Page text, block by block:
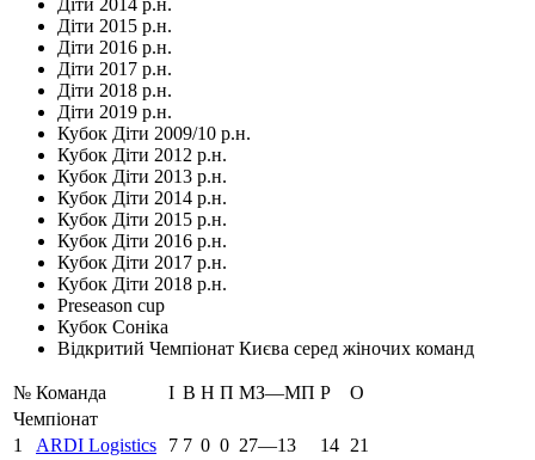
Діти 2014 р.н.
Діти 2015 р.н.
Діти 2016 р.н.
Діти 2017 р.н.
Діти 2018 р.н.
Діти 2019 р.н.
Кубок Діти 2009/10 р.н.
Кубок Діти 2012 р.н.
Кубок Діти 2013 р.н.
Кубок Діти 2014 р.н.
Кубок Діти 2015 р.н.
Кубок Діти 2016 р.н.
Кубок Діти 2017 р.н.
Кубок Діти 2018 р.н.
Preseason cup
Кубок Соніка
Відкритий Чемпіонат Києва серед жіночих команд
№ Команда І В Н П МЗ—МП Р
О
Чемпіонат
1
ARDI Logistics 7 7 0 0 27—13 14 21